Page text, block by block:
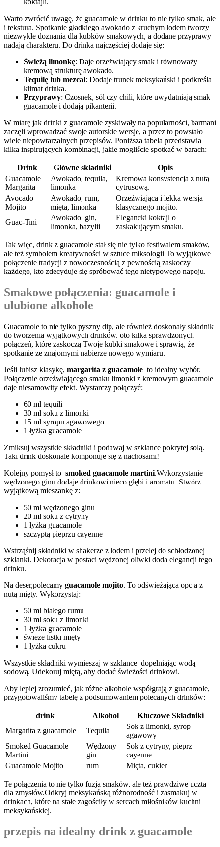
Warto zwrócić uwagę, że guacamole​ w drinku ⁤to nie tylko smak, ale⁤
i tekstura. Spotkanie gładkiego awokado z​ kruchym ​lodem tworzy
niezwykłe doznania‍ dla kubków ⁣smakowych, ‌a dodane przyprawy
⁤nadają‌ charakteru. Do drinka najczęściej dodaje⁣ się:
Świeżą limonkę: Daje orzeźwiający smak i równoważy
kremową strukturę awokado.
Tequilę lub⁣ mezcal: Dodaje trunek ‌meksykański i podkreśla
klimat drinka.
Przyprawy: ‍Czosnek, sól⁢ czy ⁣chili,⁢ które uwydatniają smak
guacamole i ⁣dodają pikanterii.
W miarę jak drinki z guacamole‌ zyskiwały na ‍popularności, barmani
zaczęli⁤ wprowadzać ‍swoje autorskie wersje, a ⁤przez to powstało
⁢wiele​ niepowtarzalnych ‍przepisów. ‍Poniższa⁣ tabela przedstawia⁣
kilka inspirujących kombinacji, jakie mogliście spotkać w‌ barach:
Drink Główne składniki
Opis
Guacamole
Margarita
Awokado, tequila,
limonka
Kremowa konsystencja z​ nutą
cytrusową.
Avocado
Mojito
Awokado, ⁣rum,
mięta,⁣ limonka
Orzeźwiająca​ i lekka wersja
klasycznego mojito.
Guac-Tini
Awokado, ​gin,⁢
limonka,⁤ bazylii
Elegancki koktajl o
zaskakującym smaku.
Tak więc, ‌drink ⁤z guacamole stał się nie tylko festiwalem⁢ smaków,
ale​ też symbolem kreatywności ⁢w sztuce miksologii.To wyjątkowe‌
połączenie tradycji z nowoczesnością z ⁤pewnością zaskoczy
‌każdego, kto‌ zdecyduje się ⁣spróbować tego​ nietypowego napoju.
Smakowe‍ połączenia: ⁣guacamole⁣ i
ulubione alkohole
Guacamole to nie tylko ‌pyszny dip, ale ‍również doskonały ​składnik
‍do ‌tworzenia wyjątkowych drinków. oto‌ kilka sprawdzonych
połączeń,​ które zaskoczą Twoje kubki ⁣smakowe⁤ i ⁢sprawią,​ że
⁤spotkanie ze⁣ znajomymi nabierze⁤ nowego ⁣wymiaru.
Jeśli lubisz klasykę, margarita z guacamole ‌ to idealny⁣ wybór.
Połączenie orzeźwiającego smaku limonki z kremowym guacamole
daje⁢ niesamowity ​efekt. Wystarczy⁤ połączyć:
60 ml tequili
30‍ ml soku ⁤z ⁣limonki
15⁤ ml syropu‍ agawowego
1 łyżka guacamole
Zmiksuj wszystkie składniki i​ podawaj w szklance ⁢pokrytej solą.
⁣Taki ‍drink doskonale komponuje się⁣ z nachosami!
Kolejny pomysł⁢ to ​ smoked guacamole martini.Wykorzystanie
‍wędzonego ginu dodaje drinkowi nieco głębi ​i aromatu.⁤ Stwórz
⁢wyjątkową ‍mieszankę z:
50⁤ ml wędzonego ginu
20 ml soku z cytryny
1‍ łyżka ‌guacamole
szczyptą pieprzu cayenne
Wstrząśnij składniki ⁣w shakerze z⁤ lodem i przelej do schłodzonej
szklanki. Dekoracja w postaci‍ wędzonej oliwki doda​ elegancji‌ tego
‍drinku.
Na deser,polecamy guacamole mojito. ⁢To odświeżająca ​opcja ⁢z
nutą ‍mięty. Wykorzystaj:
50‌ ml białego ⁤rumu
30 ​ml⁣ soku z limonki
1 łyżka guacamole
świeże‌ listki ​mięty
1 łyżka cukru
Wszystkie składniki wymieszaj w szklance, dopełniając⁢ wodą
sodową.⁤ Udekoruj miętą, ⁣aby dodać świeżości drinkowi.
Aby lepiej zrozumieć, jak różne ‌alkohole współgrają z guacamole,
przygotowaliśmy tabelę z podsumowaniem⁤ polecanych ​drinków:
drink Alkohol
Kluczowe Składniki
Margarita z guacamole
Tequila
Sok ‍z⁤ limonki, syrop
⁣agawowy
Smoked⁤ Guacamole⁤
Martini
Wędzony
gin
Sok z cytryny,​ pieprz
cayenne
Guacamole Mojito
rum Mięta, ‍cukier
Te połączenia to nie tylko fuzja ⁤smaków, ale też ‍prawdziwe uczta
⁣dla zmysłów.Odkryj meksykańską ‌różnorodność i zasmakuj⁤ w
drinkach, które na ‍stałe zagościły w ⁢sercach miłośników kuchni‍
meksykańskiej.
przepis ​na idealny⁢ drink z ⁣guacamole